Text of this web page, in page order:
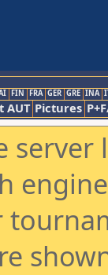
FIN FRA GER GRE INA
AUT Pictures